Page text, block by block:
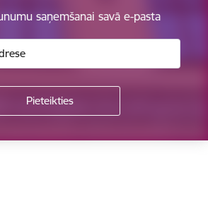
saņemšanai savā e-pasta